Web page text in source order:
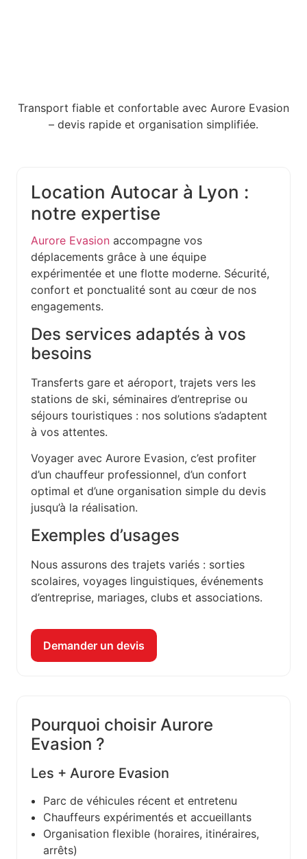
Transport fiable et confortable avec Aurore Evasion
– devis rapide et organisation simplifiée.
Location Autocar à Lyon :
notre expertise
Aurore Evasion accompagne vos
déplacements grâce à une équipe
expérimentée et une flotte moderne. Sécurité,
confort et ponctualité sont au cœur de nos
engagements.
Des services adaptés à vos
besoins
Transferts gare et aéroport, trajets vers les
stations de ski, séminaires d’entreprise ou
séjours touristiques : nos solutions s’adaptent
à vos attentes.
Voyager avec Aurore Evasion, c’est profiter
d’un chauffeur professionnel, d’un confort
optimal et d’une organisation simple du devis
jusqu’à la réalisation.
Exemples d’usages
Nous assurons des trajets variés : sorties
scolaires, voyages linguistiques, événements
d’entreprise, mariages, clubs et associations.
Demander un devis
Pourquoi choisir Aurore
Evasion ?
Les + Aurore Evasion
Parc de véhicules récent et entretenu
Chauffeurs expérimentés et accueillants
Organisation flexible (horaires, itinéraires,
arrêts)